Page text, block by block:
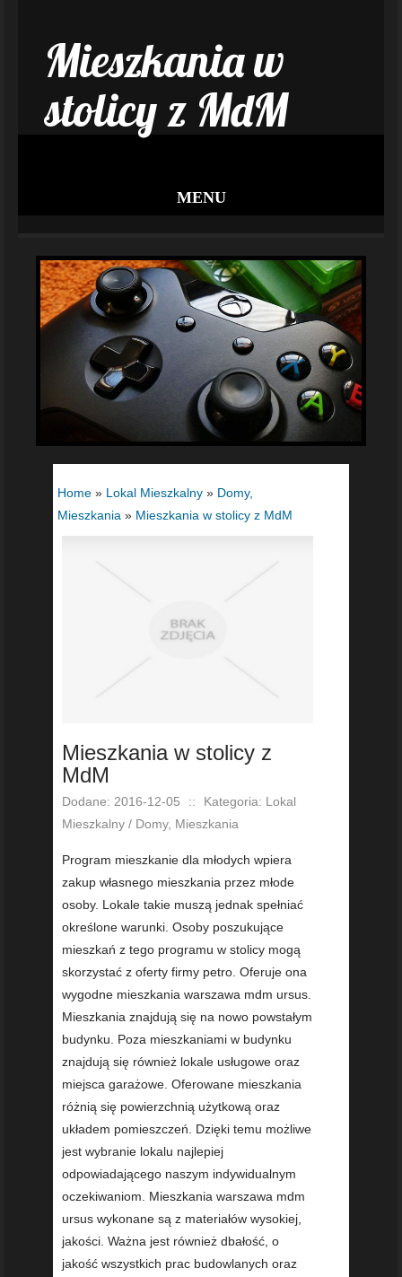
Mieszkania w
stolicy z MdM
MENU
Home » Lokal Mieszkalny » Domy,
Mieszkania » Mieszkania w stolicy z MdM
Mieszkania w stolicy z
MdM
Dodane: 2016-12-05 ::
Kategoria: Lokal
Mieszkalny / Domy, Mieszkania
Program mieszkanie dla młodych wpiera
zakup własnego mieszkania przez młode
osoby. Lokale takie muszą jednak spełniać
określone warunki. Osoby poszukujące
mieszkań z tego programu w stolicy mogą
skorzystać z oferty firmy petro. Oferuje ona
wygodne mieszkania warszawa mdm ursus.
Mieszkania znajdują się na nowo powstałym
budynku. Poza mieszkaniami w budynku
znajdują się również lokale usługowe oraz
miejsca garażowe. Oferowane mieszkania
różnią się powierzchnią użytkową oraz
układem pomieszczeń. Dzięki temu możliwe
jest wybranie lokalu najlepiej
odpowiadającego naszym indywidualnym
oczekiwaniom. Mieszkania warszawa mdm
ursus wykonane są z materiałów wysokiej,
jakości. Ważna jest również dbałość, o
jakość wszystkich prac budowlanych oraz